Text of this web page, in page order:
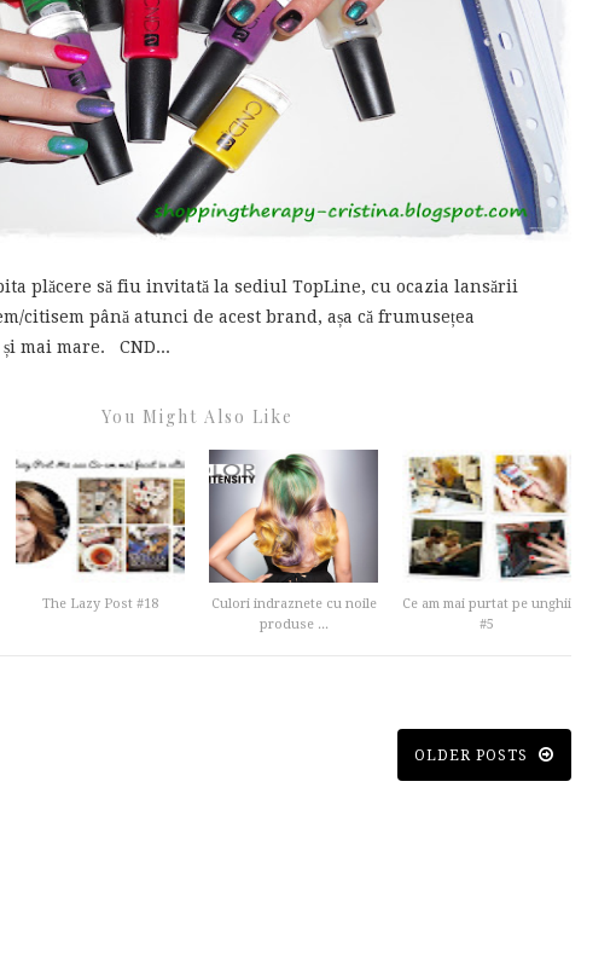
plăcere să fiu invitată la sediul TopLine, cu ocazia lansării
citisem până atunci de acest brand, așa că frumusețea
mai mare. CND...
You Might Also Like
The Lazy Post #18
Culori indraznete cu noile
produse ...
Ce am mai purtat pe unghii
#5
OLDER POSTS